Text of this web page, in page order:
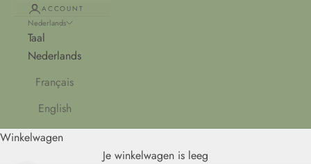
ACCOUNT
Nederlands
Taal
Nederlands
Français
English
Winkelwagen
Je winkelwagen is leeg